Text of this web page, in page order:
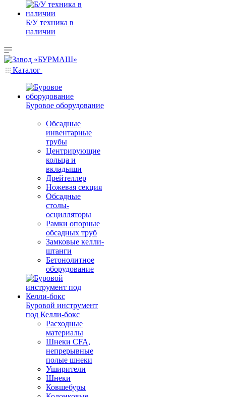
Б/У техника в
наличии
Каталог
Буровое оборудование
Обсадные
инвентарные
трубы
Центрирующие
кольца и
вкладыши
Дрейтеллер
Ножевая секция
Обсадные
столы-
осцилляторы
Рамки опорные
обсадных труб
Замковые келли-
штанги
Бетонолитное
оборудование
Буровой инструмент
под Келли-бокс
Расходные
материалы
Шнеки CFA,
непрерывные
полые шнеки
Уширители
Шнеки
Ковшебуры